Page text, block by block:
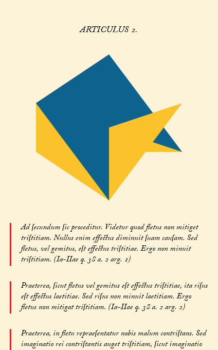
ARTICULUS 2.
Ad ſecundum ſic proceditur. Videtur quod fletus non mitiget
triſtitiam. Nullus enim effectus diminuit ſuam cauſam. Sed
fletus, vel gemitus, eſt effectus triſtitiae. Ergo non minuit
triſtitiam. (Ia-IIae q. 38 a. 2 arg. 1)
Praeterea, ſicut fletus vel gemitus eſt effectus triſtitiae, ita riſus
eſt effectus laetitiae. Sed riſus non minuit laetitiam. Ergo
fletus non mitigat triſtitiam. (Ia-IIae q. 38 a. 2 arg. 2)
Praeterea, in fletu repraeſentatur nobis malum contriſtans. Sed
imaginatio rei contriſtantis auget triſtitiam, ſicut imaginatio